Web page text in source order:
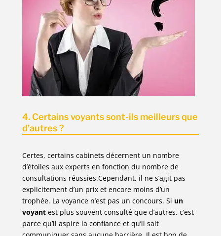
4. Certains voyants sont-ils meilleurs que
d’autres ?
Certes, certains cabinets décernent un nombre
d’étoiles aux experts en fonction du nombre de
consultations réussies.Cependant, il ne s’agit pas
explicitement d’un prix et encore moins d’un
trophée. La voyance n’est pas un concours. Si un
voyantest plus souvent consulté que d’autres, c’est
parce qu’il aspire la confiance et qu’il sait